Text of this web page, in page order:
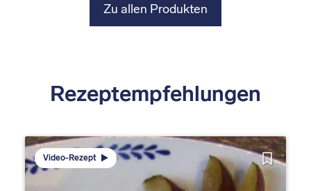
Zu allen Produkten
Rezeptempfehlungen
Video-Rezept